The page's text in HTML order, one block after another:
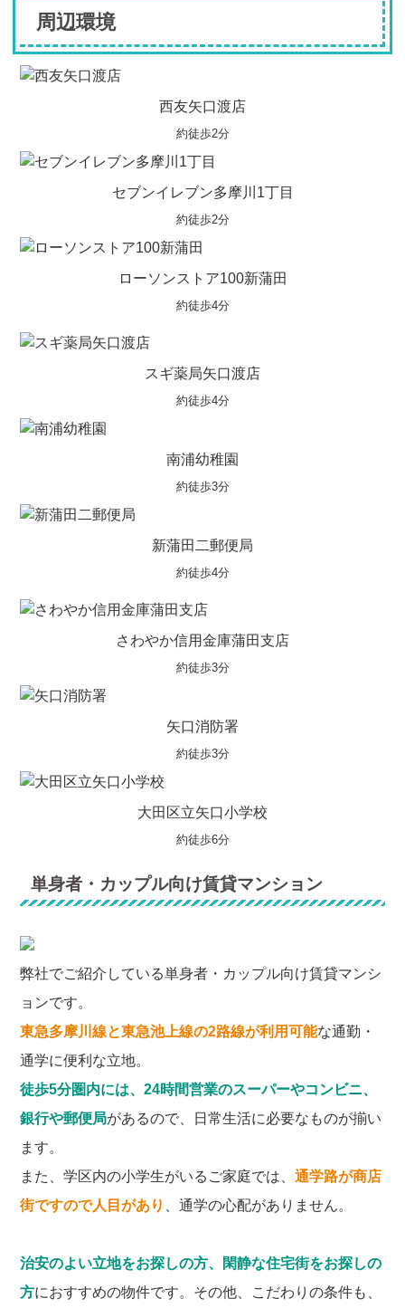
周辺環境
西友矢口渡店
約徒歩2分
セブンイレブン多摩川1丁目
約徒歩2分
ローソンストア100新蒲田
約徒歩4分
スギ薬局矢口渡店
約徒歩4分
南浦幼稚園
約徒歩3分
新蒲田二郵便局
約徒歩4分
さわやか信用金庫蒲田支店
約徒歩3分
矢口消防署
約徒歩3分
大田区立矢口小学校
約徒歩6分
単身者・カップル向け賃貸マンション
弊社でご紹介している単身者・カップル向け賃貸マンシ
ョンです。
東急多摩川線と東急池上線の2路線が利用可能な通勤・
通学に便利な立地。
徒歩5分圏内には、24時間営業のスーパーやコンビニ、
銀行や郵便局があるので、日常生活に必要なものが揃い
ます。
また、学区内の小学生がいるご家庭では、通学路が商店
街ですので人目があり
、通学の心配がありません。
治安のよい立地をお探しの方、閑静な住宅街をお探しの
方におすすめの物件です。その他、こだわりの条件も、